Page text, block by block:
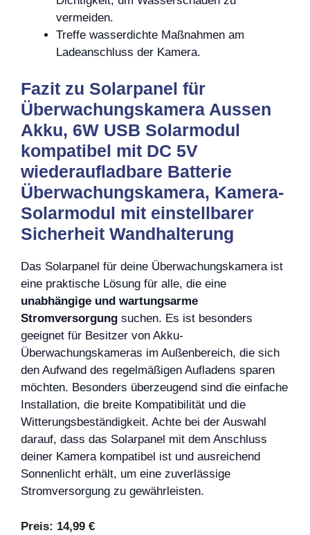
vermeiden.
Treffe wasserdichte Maßnahmen am
Ladeanschluss der Kamera.
Fazit zu Solarpanel für
Überwachungskamera Aussen
Akku, 6W USB Solarmodul
kompatibel mit DC 5V
wiederaufladbare Batterie
Überwachungskamera, Kamera-
Solarmodul mit einstellbarer
Sicherheit Wandhalterung
Das Solarpanel für deine Überwachungskamera ist
eine praktische Lösung für alle, die eine
unabhängige und wartungsarme
Stromversorgung suchen. Es ist besonders
geeignet für Besitzer von Akku-
Überwachungskameras im Außenbereich, die sich
den Aufwand des regelmäßigen Aufladens sparen
möchten. Besonders überzeugend sind die einfache
Installation, die breite Kompatibilität und die
Witterungsbeständigkeit. Achte bei der Auswahl
darauf, dass das Solarpanel mit dem Anschluss
deiner Kamera kompatibel ist und ausreichend
Sonnenlicht erhält, um eine zuverlässige
Stromversorgung zu gewährleisten.
Preis: 14,99 €